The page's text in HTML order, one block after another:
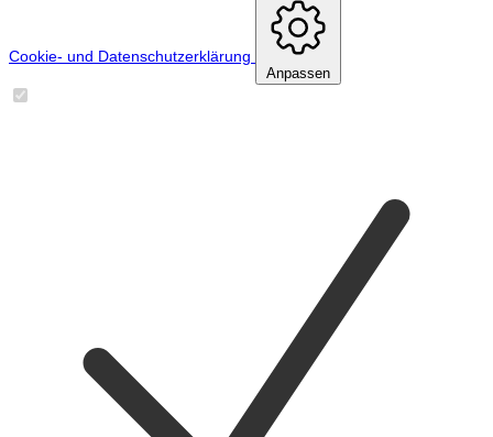
Cookie- und Datenschutzerklärung
Anpassen